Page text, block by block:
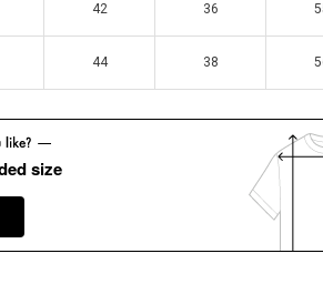
42 36
44 38
42 36
44 38
size